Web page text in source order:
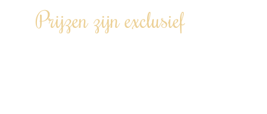
Prijzen zijn exclusief